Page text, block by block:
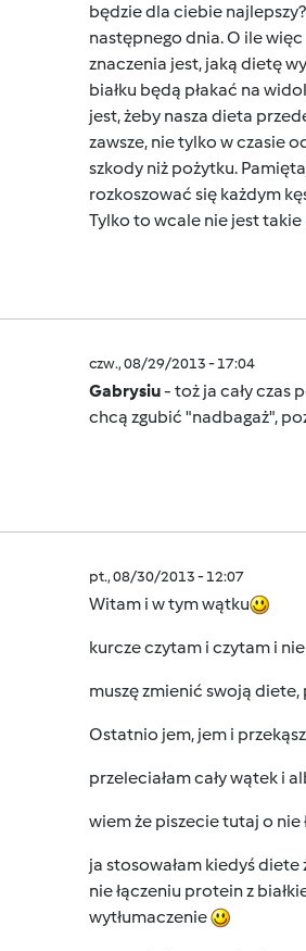
będzie dla ciebie
następnego dnia. O ile
znaczenia jest, jaką dietę
białku będą płakać na
jest, żeby nasza dieta
zawsze, nie tylko w czasie
szkody niż pożytku.
rozkoszować się każdym
Tylko to wcale nie jest
czw., 08/29/2013 - 17:04
Gabrysiu- toż ja cały czas
chcą zgubić "nadbagaż",
pt., 08/30/2013 - 12:07
Witam i w tym wątku
kurcze czytam i czytam i
muszę zmienić swoją
Ostatnio jem, jem i
przeleciałam cały wątek i
wiem że piszecie tutaj o nie
ja stosowałam kiedyś
nie łączeniu protein z
wytłumaczenie